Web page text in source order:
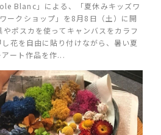
Blanc」による、「夏休みキッズワ
ークショップ」を8月8日（土）に開
ポスカを使ってキャンバスをカラフ
花を自由に貼り付けながら、暑い夏
ート作品を作...